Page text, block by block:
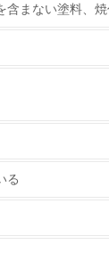
含まない塗料、
る